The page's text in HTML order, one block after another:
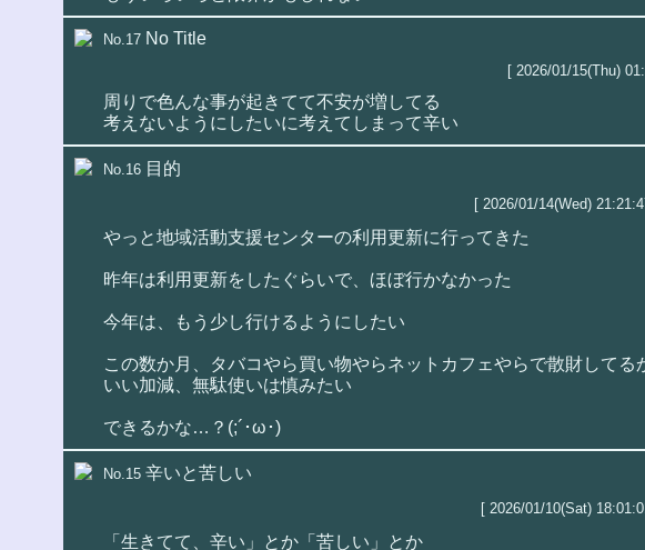
No.17 No Title
[ 2026/01/15(Thu)
周りで色んな事が起きてて不安が増してる
考えないようにしたいに考えてしまって辛い
No.16 目的
[ 2026/01/14(Wed)
やっと地域活動支援センターの利用更新に行ってきた
昨年は利用更新をしたぐらいで、ほぼ行かなかった
今年は、もう少し行けるようにしたい
この数か月、タバコやら買い物やらネットカフェやらで散財してる
いい加減、無駄使いは慎みたい
できるかな…？(;´･ω･)
No.15 辛いと苦しい
[ 2026/01/10(Sat)
「生きてて、辛い」とか「苦しい」とか